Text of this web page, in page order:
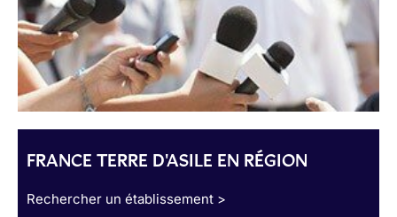
FRANCE TERRE D'ASILE EN RÉGION
Rechercher un établissement >